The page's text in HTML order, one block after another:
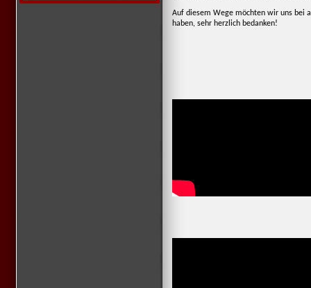
Auf diesem Wege möchten wir uns bei
haben, sehr herzlich bedanken!